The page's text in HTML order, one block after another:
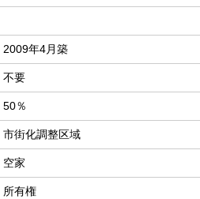
2009年4月築
不要
50％
市街化調整区域
空家
所有権